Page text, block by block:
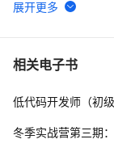
6 将 DataTable
7 .NET数据库编程
8 一起谈.NET技术
相关电子书
低代码开发师（初
冬季实战营第三期